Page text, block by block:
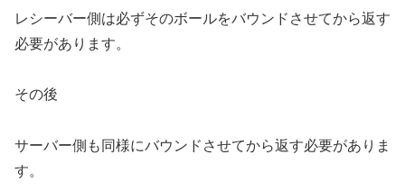
レシーバー側は必ずそのボールをバウンドさせてから返す
必要があります。
その後
サーバー側も同様にバウンドさせてから返す必要がありま
す。